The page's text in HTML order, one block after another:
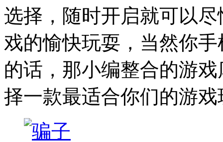
选择，随时开启就可以
戏的愉快玩耍，当然你
的话，那小编整合的游
择一款最适合你们的游戏